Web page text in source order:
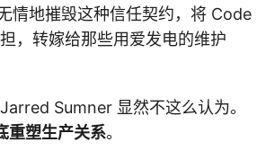
情地摧毁这种信任契约，将 Code
，转嫁给那些用爱发电的维护
Sumner 显然不这么认为。
重塑生产关系。